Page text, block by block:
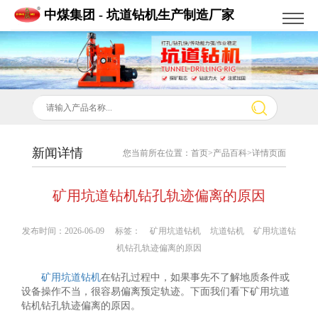
中煤集团 - 坑道钻机生产制造厂家
新闻详情 您当前所在位置： 首页>产品百科>详情页面
矿用坑道钻机钻孔轨迹偏离的原因
发布时间：2026-06-09 标签： 矿用坑道钻机 坑道钻机
矿用坑道钻
机钻孔轨迹偏离的原因
矿用坑道钻机在钻孔过程中，如果事先不了解地质条件或
设备操作不当，很容易偏离预定轨迹。下面我们看下矿用坑道
钻机钻孔轨迹偏离的原因。